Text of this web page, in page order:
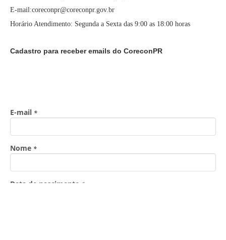
E-mail:coreconpr@coreconpr.gov.br
Horário Atendimento: Segunda a Sexta das 9:00 as 18:00 horas
Cadastro para receber emails do CoreconPR